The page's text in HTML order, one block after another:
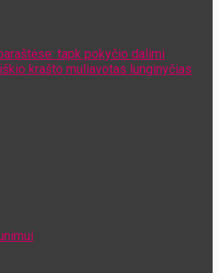
tapk pokyčio dalimi
krašto muliavotas lunginyčias